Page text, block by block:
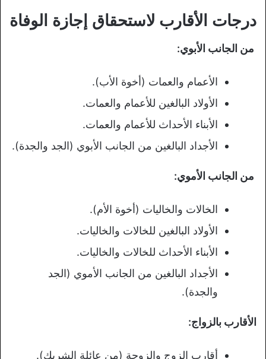
درجات الأقارب لاستحقاق إجازة الوفاة
من الجانب الأبوي:
الأعمام والعمات (أخوة الأب).
الأولاد البالغين للأعمام والعمات.
الأبناء الأحداث للأعمام والعمات.
الأجداد البالغين من الجانب الأبوي (الجد والجدة).
من الجانب الأموي:
الخالات والخاليات (أخوة الأم).
الأولاد البالغين للخالات والخاليات.
الأبناء الأحداث للخالات والخاليات.
الأجداد البالغين من الجانب الأموي (الجد
والجدة).
الأقارب بالزواج:
أقارب الزوج والزوجة (من عائلة الشريك).